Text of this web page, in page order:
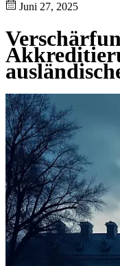
Juni 27, 2025